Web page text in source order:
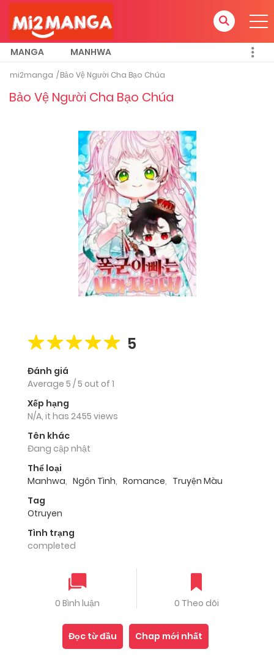
MANGA MANHWA
mi2manga Bảo Vệ Người Cha Bạo Chúa
Bảo Vệ Người Cha Bạo Chúa
5
Đánh giá
Average 5 /5 out of 1
Xếp hạng
N/A, it has 2455 views
Tên khác
Đang cập nhật
Thể loại
Manhwa, Ngôn Tình, Romance, Truyện Màu
Tag
Otruyen
Tình trạng
completed
0 Bình luận 0 Theo dõi
Đọc từ đầu Chap mới nhất